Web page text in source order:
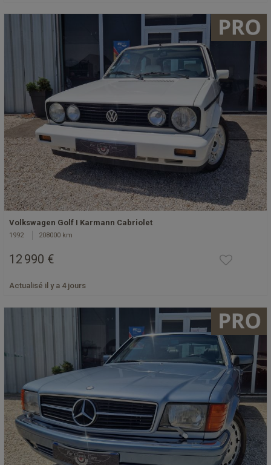
Volkswagen Golf I Karmann Cabriolet
1992 208000 km
12 990 €
Actualisé il y a 4 jours